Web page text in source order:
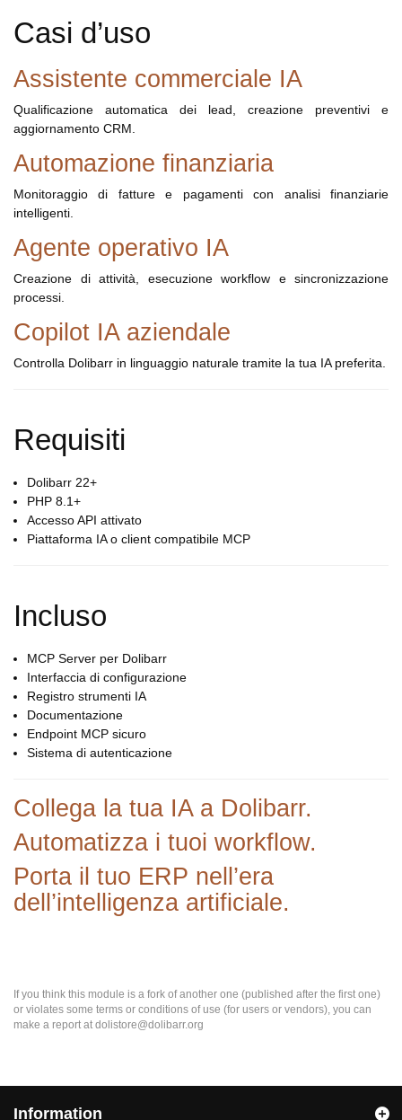
Casi d’uso
Assistente commerciale IA
Qualificazione automatica dei lead, creazione preventivi e
aggiornamento CRM.
Automazione finanziaria
Monitoraggio di fatture e pagamenti con analisi finanziarie
intelligenti.
Agente operativo IA
Creazione di attività, esecuzione workflow e sincronizzazione
processi.
Copilot IA aziendale
Controlla Dolibarr in linguaggio naturale tramite la tua IA preferita.
Requisiti
Dolibarr 22+
PHP 8.1+
Accesso API attivato
Piattaforma IA o client compatibile MCP
Incluso
MCP Server per Dolibarr
Interfaccia di configurazione
Registro strumenti IA
Documentazione
Endpoint MCP sicuro
Sistema di autenticazione
Collega la tua IA a Dolibarr.
Automatizza i tuoi workflow.
Porta il tuo ERP nell’era
dell’intelligenza artificiale.
If you think this module is a fork of another one (published after the first one)
or violates some terms or conditions of use (for users or vendors), you can
make a report at dolistore@dolibarr.org
Information